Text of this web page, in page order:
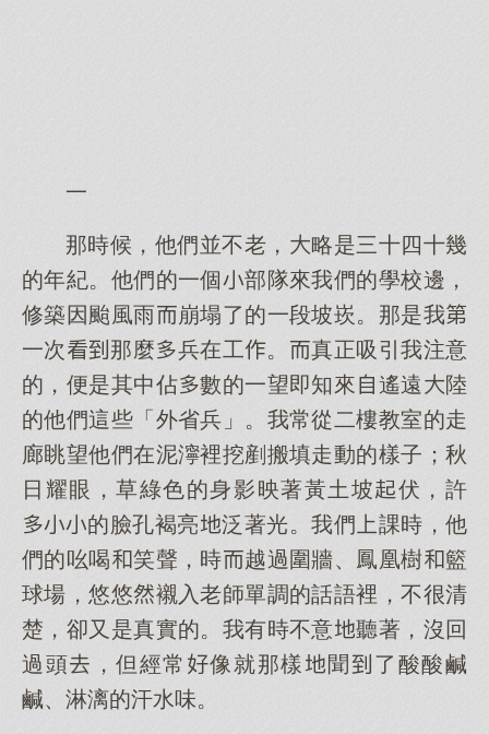
一
那時候，他們並不老，略是三十四十幾
的年紀。他們的一個部隊來我們的學校邊，
修築因颱風雨崩塌了的一段坡崁。那是我
一次那麼兵在工。真正吸引我注意
的，便是其中佔數的一望即知來遙遠陸
的他們這些「外省兵」。我常從二樓教室的走
廊眺望他們在泥濘裡挖剷搬填走動的樣子；秋
日耀眼，草綠色的身影映著黃土坡伏，許
的臉孔褐亮泛著光。我們課時，他
們的吆喝笑聲，時越過圍牆、鳳凰樹籃
球場，悠悠襯入老師單調的話語裡，不很清
楚，卻又是真實的。我有時不意聽著，沒回
過頭，但經常像就那樣聞了酸酸鹹
鹹、淋漓的汗水味。